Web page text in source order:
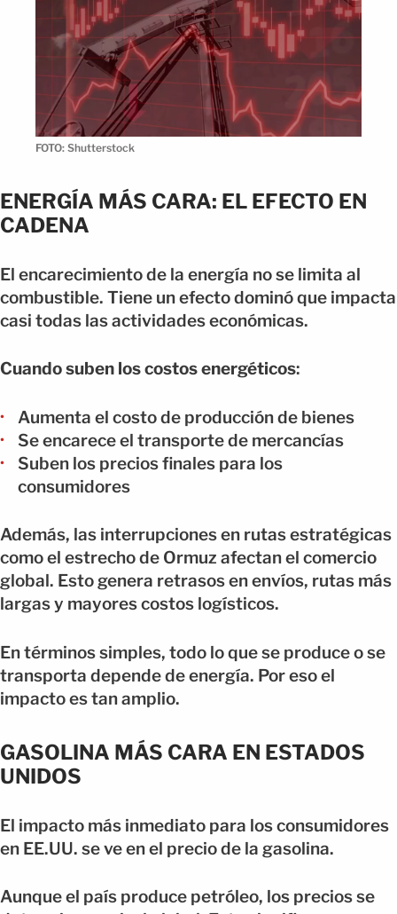
FOTO: Shutterstock
ENERGÍA MÁS CARA: EL EFECTO EN
CADENA
El encarecimiento de la energía no se limita al
combustible. Tiene un efecto dominó que impacta
casi todas las actividades económicas.
Cuando suben los costos energéticos:
Aumenta el costo de producción de bienes
Se encarece el transporte de mercancías
Suben los precios finales para los
consumidores
Además, las interrupciones en rutas estratégicas
como el estrecho de Ormuz afectan el comercio
global. Esto genera retrasos en envíos, rutas más
largas y mayores costos logísticos.
En términos simples, todo lo que se produce o se
transporta depende de energía. Por eso el
impacto es tan amplio.
GASOLINA MÁS CARA EN ESTADOS
UNIDOS
El impacto más inmediato para los consumidores
en EE.UU. se ve en el precio de la gasolina.
Aunque el país produce petróleo, los precios se